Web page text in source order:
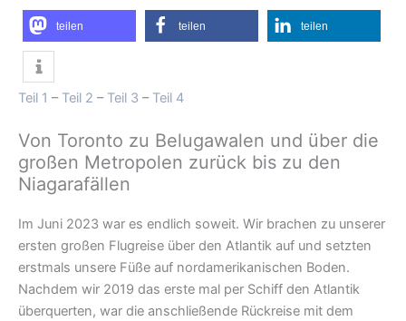
teilen teilen teilen
Teil 1 – Teil 2 – Teil 3 – Teil 4
Von Toronto zu Belugawalen und über die
großen Metropolen zurück bis zu den
Niagarafällen
Im Juni 2023 war es endlich soweit. Wir brachen zu unserer
ersten großen Flugreise über den Atlantik auf und setzten
erstmals unsere Füße auf nordamerikanischen Boden.
Nachdem wir 2019 das erste mal per Schiff den Atlantik
überquerten, war die anschließende Rückreise mit dem